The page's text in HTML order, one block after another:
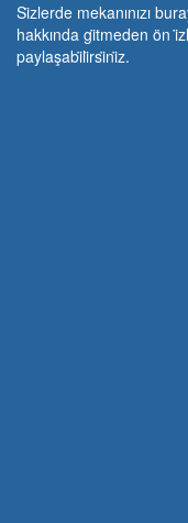
Si̇zlerde mekanınızı
hakkında gi̇tmeden ön
paylaşabi̇li̇rsi̇ni̇z.